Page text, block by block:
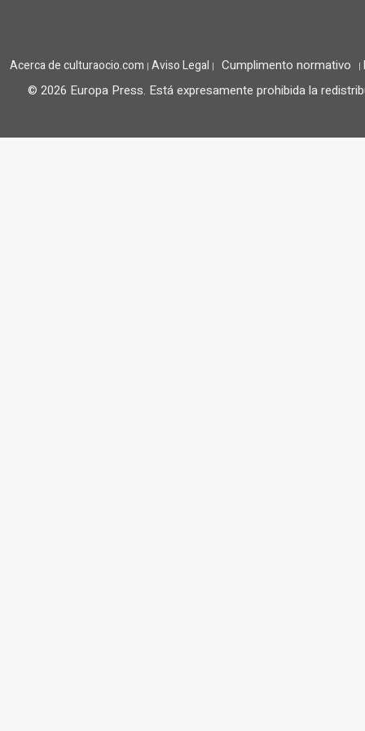
Acerca de culturaocio.com | Aviso Legal | Cumplimento normativo |
© 2026 Europa Press. Está expresamente prohibida la